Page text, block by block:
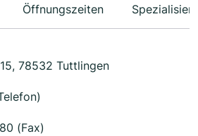
Öffnungszeiten
78532 Tuttlingen
(Fax)